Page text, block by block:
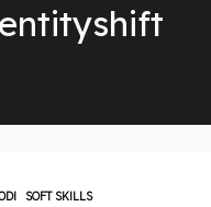
SOFT SKILLS